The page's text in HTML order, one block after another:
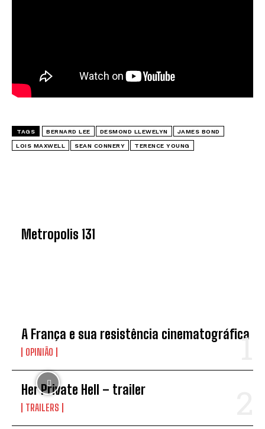
Metropolis 131
A França e sua resistência cinematográfica
OPINIÃO
Her Private Hell – trailer
TRAILERS
TAGS BERNARD LEE DESMOND LLEWELYN JAMES BOND
LOIS MAXWELL SEAN CONNERY TERENCE YOUNG